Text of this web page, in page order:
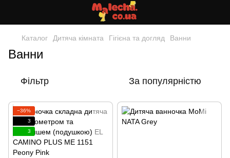
Каталог Дитяча кімната Гігієна та догляд Ванни
Ванни
Фільтр За популярністю
−36%
3
3